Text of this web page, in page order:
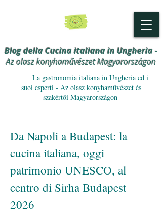
Blog della Cucina italiana in Ungheria-
Az olasz konyhaművészet Magyarországon
La gastronomia italiana in Ungheria ed i
suoi esperti - Az olasz konyhaművészet és
szakértői Magyarországon
Da Napoli a Budapest: la
cucina italiana, oggi
patrimonio UNESCO, al
centro di Sirha Budapest
2026